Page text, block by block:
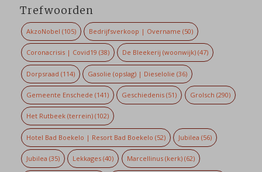
Trefwoorden
AkzoNobel (105) Bedrijfsverkoop | Overname (50)
Coronacrisis | Covid19 (38) De Bleekerij (woonwijk) (47)
Dorpsraad (114) Gasolie (opslag) | Dieselolie (36)
Gemeente Enschede (141) Geschiedenis (51) Grolsch (290)
Het Rutbeek (terrein)(102)
Hotel Bad Boekelo | Resort Bad Boekelo (52) Jubilea (56)
Jubilea (35) Lekkages (40) Marcellinus (kerk)(62)